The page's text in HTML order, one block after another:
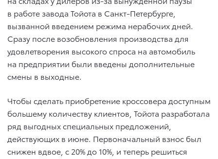
в работе завода Тойота в Санкт-Петербурге,
вызванной введением режима нерабочих дней.
Сразу после возобновления производства для
удовлетворения высокого спроса на автомобиль
на предприятии были введены дополнительные
смены в выходные.
Чтобы сделать приобретение кроссовера доступным
большему количеству клиентов, Тойота разработала
ряд выгодных специальных предложений,
действующих в июне. Первоначальный взнос был
снижен вдвое, с 20% до 10%, и теперь решиться